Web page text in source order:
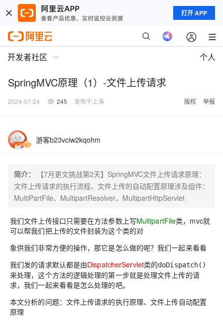
打开 APP
开发者社区 个人
SpringMVC原理（1）-文件上传请求
2024-07-24 245 发布于上海 版权 举报
游客b23vciw2kqohm
简介：
【7月更文挑战第2天】SpringMVC文件上传请求原理：
文件上传请求的执行流程、文件上传的自动配置原理涉及组件：
MultiPartFile、MultipartResolver、MultipartHttpServlet
我们文件上传接口只需要在方法参数上写MultipartFile类，mvc就
可以帮我们把上传的文件封装为这个类的对
象供我们非常方便的操作，那它是怎么做的呢？我们一起来看看
我们发的请求默认都是由DispatcherServlet类的doDispatch()
来处理，这个方法的逻辑处理的第一步就是处理文件上传的请
求，我们一起来看看是怎么处理的吧。
本文分析的问题：文件上传请求的执行原理、文件上传自动配置
原理